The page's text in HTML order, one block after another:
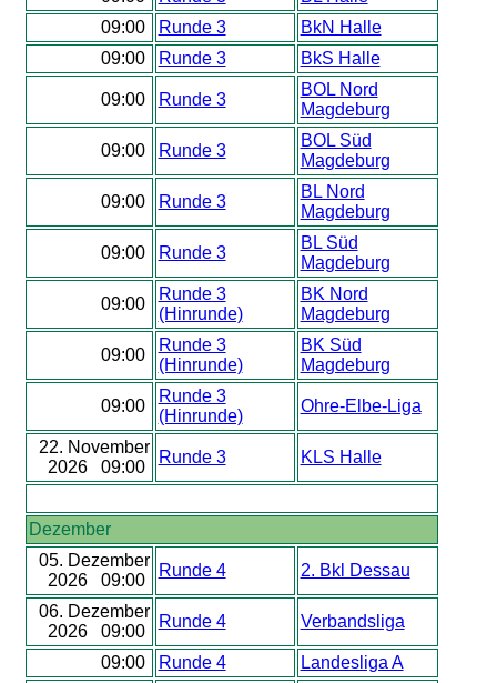
09:00
Runde 3
BkN Halle
09:00
Runde 3 BkS Halle
09:00 Runde 3
BOL Nord
Magdeburg
09:00 Runde 3
BOL Süd
Magdeburg
09:00 Runde 3
BL Nord
Magdeburg
09:00 Runde 3
BL Süd
Magdeburg
09:00
Runde 3
(Hinrunde)
BK Nord
Magdeburg
09:00
Runde 3
(Hinrunde)
BK Süd
Magdeburg
09:00
Runde 3
(Hinrunde)
Ohre-Elbe-Liga
22. November
2026 09:00
Runde 3 KLS Halle
Dezember
05. Dezember
2026 09:00
Runde 4 2. Bkl Dessau
06. Dezember
2026 09:00
Runde 4 Verbandsliga
09:00 Runde 4
Landesliga A